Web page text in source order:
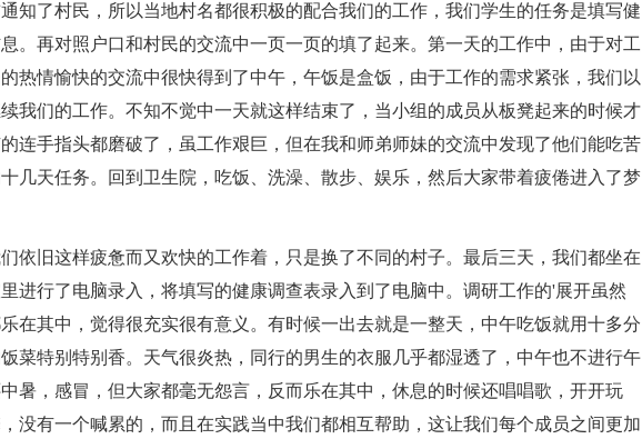
知了村民，所以当地村名都很积极的配合我们的工作，我们学生的任务是填写健
。再对照户口和村民的交流中一页一页的填了起来。第一天的工作中，由于对工
热情愉快的交流中很快得到了中午，午饭是盒饭，由于工作的需求紧张，我们以
我们的工作。不知不觉中一天就这样结束了，当小组的成员从板凳起来的时候才
连手指头都磨破了，虽工作艰巨，但在我和师弟师妹的交流中发现了他们能吃苦
几天任务。回到卫生院，吃饭、洗澡、散步、娱乐，然后大家带着疲倦进入了梦
旧这样疲惫而又欢快的工作着，只是换了不同的村子。最后三天，我们都坐在
进行了电脑录入，将填写的健康调查表录入到了电脑中。调研工作的'展开虽然
在其中，觉得很充实很有意义。有时候一出去就是一整天，中午吃饭就用十多分
菜特别特别香。天气很炎热，同行的男生的衣服几乎都湿透了，中午也不进行午
暑，感冒，但大家都毫无怨言，反而乐在其中，休息的时候还唱唱歌，开开玩
没有一个喊累的，而且在实践当中我们都相互帮助，这让我们每个成员之间更加